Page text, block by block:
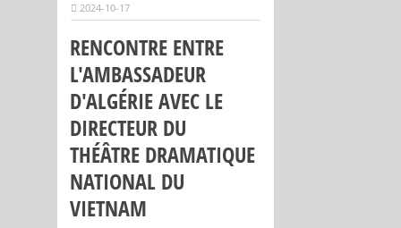
2024-10-17
RENCONTRE ENTRE
L'AMBASSADEUR
D'ALGÉRIE AVEC LE
DIRECTEUR DU
THÉÂTRE DRAMATIQUE
NATIONAL DU
VIETNAM